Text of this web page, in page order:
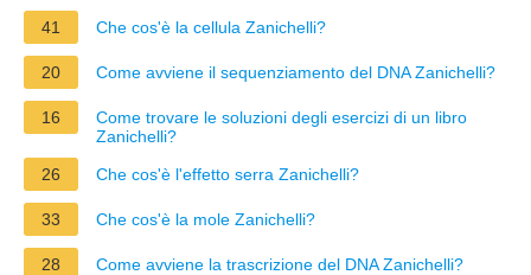
41
Che cos'è la cellula Zanichelli?
20 Come avviene il sequenziamento del DNA Zanichelli?
16
Come trovare le soluzioni degli esercizi di un libro
Zanichelli?
26
Che cos'è l'effetto serra Zanichelli?
33 Che cos'è la mole Zanichelli?
28 Come avviene la trascrizione del DNA Zanichelli?